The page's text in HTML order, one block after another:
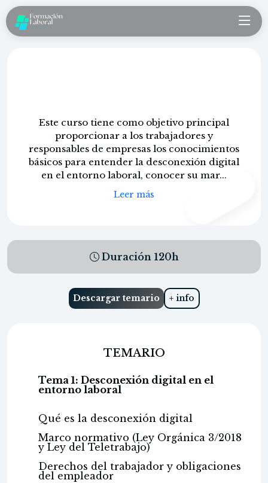
Este curso tiene como objetivo principal
proporcionar a los trabajadores y
responsables de empresas los conocimientos
básicos para entender la desconexión digital
en el entorno laboral, conocer su mar...
Leer más
Duración 120h
Descargar temario + info
TEMARIO
Tema 1: Desconexión digital en el
entorno laboral
Qué es la desconexión digital
Marco normativo (Ley Orgánica 3/2018
y Ley del Teletrabajo)
Derechos del trabajador y obligaciones
del empleador